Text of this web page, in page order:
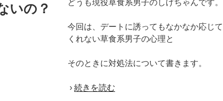
どうも現役草食系男子のしげちゃんです。
今回は、デートに誘ってもなかなか応じて
くれない草食系男子の心理と
そのときに対処法について書きます。
›続きを読む
いの？